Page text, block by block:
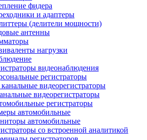
фидера
и адаптеры
(делители мощности)
антенны
нагрузки
видеонаблюдения
регистраторы
видеорегистраторы
видеорегистраторы
регистраторы
автомобильные
автомобильные
со встроенной аналитикой